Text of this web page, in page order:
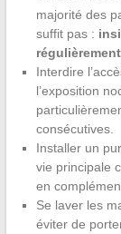
majorité des
suffit pas :
régulièrement
Interdire
l’exposition
consécutives.
Installer un
vie principale
en
Se laver les
éviter de